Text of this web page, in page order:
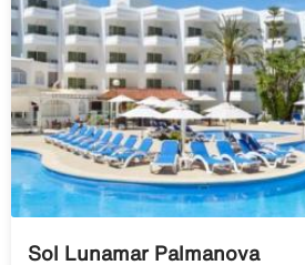
Sol Lunamar Palmanova